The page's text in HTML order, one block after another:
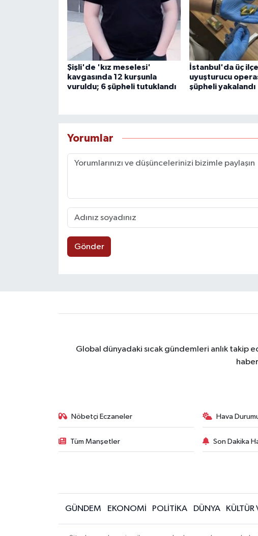
Şişli'de 'kız meselesi'
kavgasında 12 kurşunla
vuruldu; 6 şüpheli tutuklandı
İstanbul'da üç
uyuşturucu
şüpheli yakalandı
Yorumlar
Gönder
Global dünyadaki sıcak gündemleri anlık takip
Nöbetçi Eczaneler Hava
Tüm Manşetler Son Dakika
GÜNDEM EKONOMİ POLİTİKA DÜNYA KÜLTÜR